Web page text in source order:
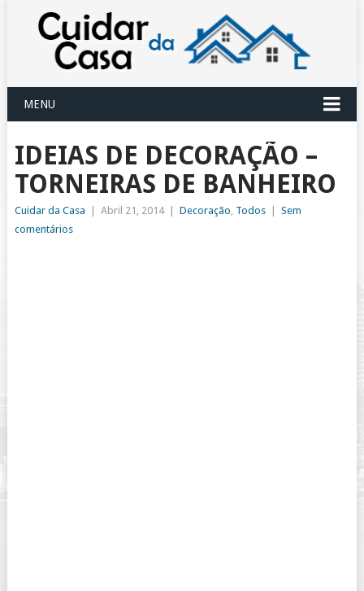
MENU
IDEIAS DE DECORAÇÃO –
TORNEIRAS DE BANHEIRO
Cuidar da Casa Abril 21, 2014 Decoração Todos
Sem
comentários